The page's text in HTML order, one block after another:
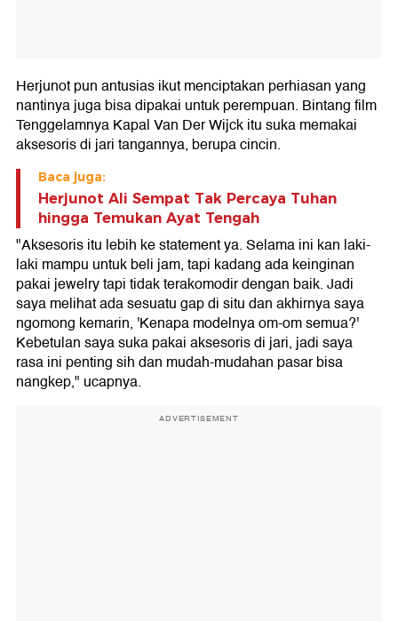
Herjunot pun antusias ikut menciptakan perhiasan yang
nantinya juga bisa dipakai untuk perempuan. Bintang film
Tenggelamnya Kapal Van Der Wijck itu suka memakai
aksesoris di jari tangannya, berupa cincin.
Baca juga:
Herjunot Ali Sempat Tak Percaya Tuhan
hingga Temukan Ayat Tengah
"Aksesoris itu lebih ke statement ya. Selama ini kan laki-
laki mampu untuk beli jam, tapi kadang ada keinginan
pakai jewelry tapi tidak terakomodir dengan baik. Jadi
saya melihat ada sesuatu gap di situ dan akhirnya saya
ngomong kemarin, 'Kenapa modelnya om-om semua?'
Kebetulan saya suka pakai aksesoris di jari, jadi saya
rasa ini penting sih dan mudah-mudahan pasar bisa
nangkep," ucapnya.
ADVERTISEMENT